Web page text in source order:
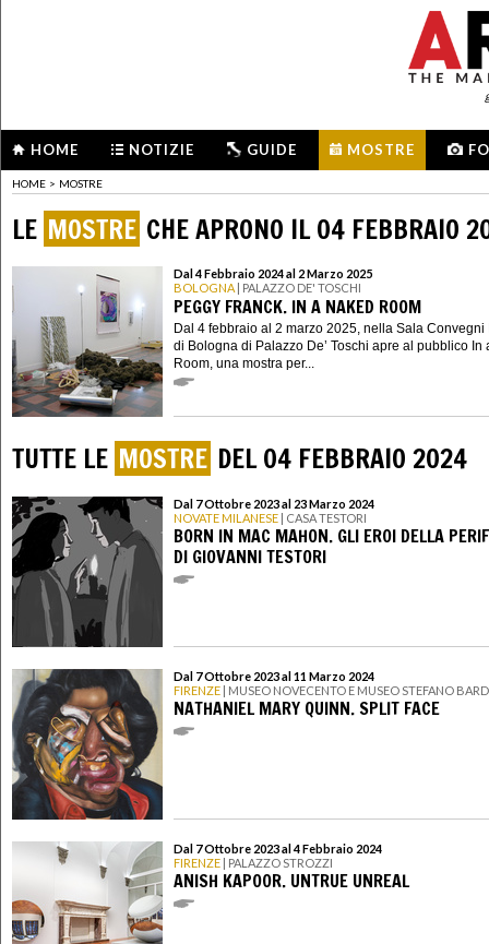
HOME NOTIZIE GUIDE MOSTRE
HOME > MOSTRE
LE MOSTRE CHE APRONO IL 04 FEBBRAIO
Dal 4 Febbraio 2024 al 2 Marzo 2025
BOLOGNA | PALAZZO DE' TOSCHI
PEGGY FRANCK. IN A NAKED ROOM
Dal 4 febbraio al 2 marzo 2025, nella Sala Convegni
di Bologna di Palazzo De’ Toschi apre al pubblico In
Room, una mostra per...
TUTTE LE MOSTRE DEL 04 FEBBRAIO 2024
Dal 7 Ottobre 2023 al 23 Marzo 2024
NOVATE MILANESE | CASA TESTORI
BORN IN MAC MAHON. GLI EROI DELLA
DI GIOVANNI TESTORI
Dal 7 Ottobre 2023 al 11 Marzo 2024
FIRENZE | MUSEO NOVECENTO E MUSEO STEFANO
NATHANIEL MARY QUINN. SPLIT FACE
Dal 7 Ottobre 2023 al 4 Febbraio 2024
FIRENZE | PALAZZO STROZZI
ANISH KAPOOR. UNTRUE UNREAL